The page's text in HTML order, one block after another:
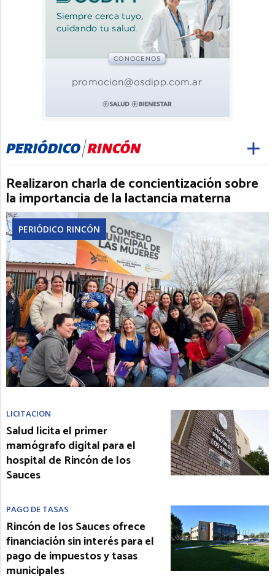
Realizaron charla de concientización sobre
la importancia de la lactancia materna
PERIÓDICO RINCÓN
LICITACIÓN
Salud licita el primer
mamógrafo digital para el
hospital de Rincón de los
Sauces
PAGO DE TASAS
Rincón de los Sauces ofrece
financiación sin interés para el
pago de impuestos y tasas
municipales